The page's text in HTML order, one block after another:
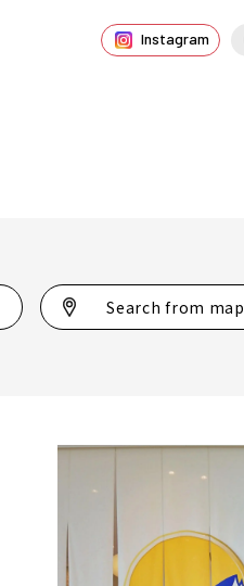
Instagram
Search from map